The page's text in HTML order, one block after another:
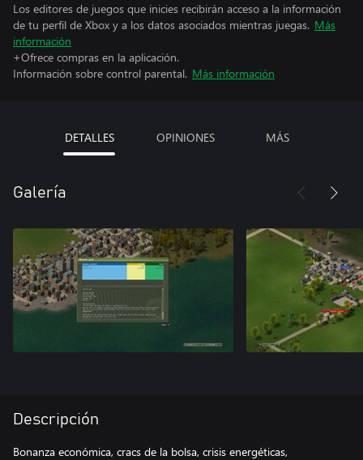
Los editores de juegos que inicies recibirán acceso a la información
de tu perfil de Xbox y a los datos asociados mientras juegas. Más
información
+Ofrece compras en la aplicación.
Información sobre control parental. Más información
DETALLES OPINIONES MÁS
Galería
Descripción
Bonanza económica, cracs de la bolsa, crisis energéticas,